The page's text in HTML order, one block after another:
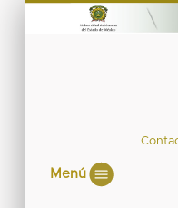
Menú